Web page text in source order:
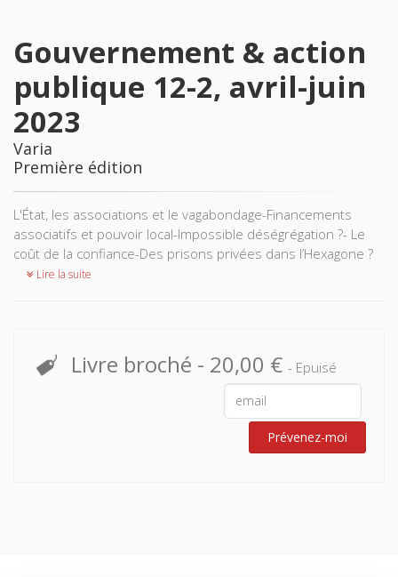
Gouvernement & action
publique 12-2, avril-juin
2023
Varia
Première édition
L'État, les associations et le vagabondage-Financements
associatifs et pouvoir local-Impossible déségrégation ?- Le
coût de la confiance-Des prisons privées dans l’Hexagone ?
Lire la suite
Livre broché - 20,00 € - Epuisé
Prévenez-moi